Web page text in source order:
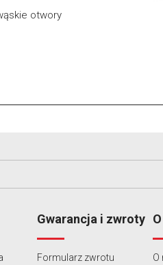
otwory
Gwarancja i zwroty
Formularz zwrotu O